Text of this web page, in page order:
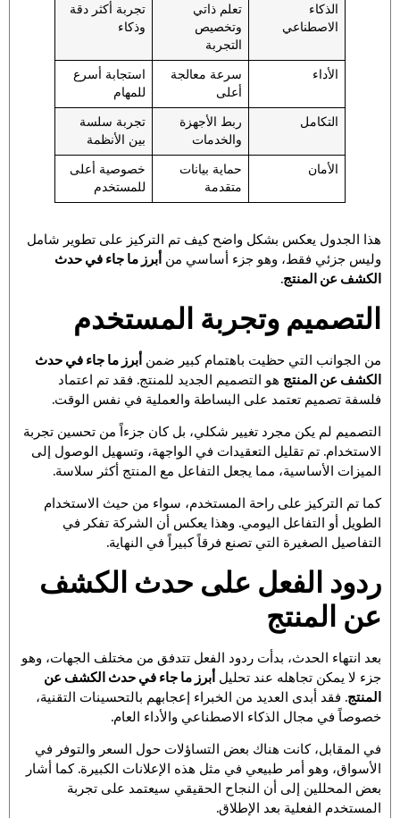
الذكاء
الاصطناعي
تعلم ذاتي
وتخصيص
التجربة
تجربة أكثر دقة
وذكاء
الأداء
سرعة معالجة
أعلى
استجابة أسرع
للمهام
التكامل
ربط الأجهزة
والخدمات
تجربة سلسة
بين الأنظمة
الأمان
حماية بيانات
متقدمة
خصوصية أعلى
للمستخدم
هذا الجدول يعكس بشكل واضح كيف تم التركيز على تطوير شامل
وليس جزئي فقط، وهو جزء أساسي من أبرز ما جاء في حدث
الكشف عن المنتج.
التصميم وتجربة المستخدم
من الجوانب التي حظيت باهتمام كبير ضمن أبرز ما جاء في حدث
الكشف عن المنتج هو التصميم الجديد للمنتج. فقد تم اعتماد
فلسفة تصميم تعتمد على البساطة والعملية في نفس الوقت.
التصميم لم يكن مجرد تغيير شكلي، بل كان جزءاً من تحسين تجربة
الاستخدام. تم تقليل التعقيدات في الواجهة، وتسهيل الوصول إلى
الميزات الأساسية، مما يجعل التفاعل مع المنتج أكثر سلاسة.
كما تم التركيز على راحة المستخدم، سواء من حيث الاستخدام
الطويل أو التفاعل اليومي. وهذا يعكس أن الشركة تفكر في
التفاصيل الصغيرة التي تصنع فرقاً كبيراً في النهاية.
ردود الفعل على حدث الكشف
عن المنتج
بعد انتهاء الحدث، بدأت ردود الفعل تتدفق من مختلف الجهات، وهو
جزء لا يمكن تجاهله عند تحليل أبرز ما جاء في حدث الكشف عن
المنتج. فقد أبدى العديد من الخبراء إعجابهم بالتحسينات التقنية،
خصوصاً في مجال الذكاء الاصطناعي والأداء العام.
في المقابل، كانت هناك بعض التساؤلات حول السعر والتوفر في
الأسواق، وهو أمر طبيعي في مثل هذه الإعلانات الكبيرة. كما أشار
بعض المحللين إلى أن النجاح الحقيقي سيعتمد على تجربة
المستخدم الفعلية بعد الإطلاق.